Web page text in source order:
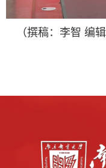
（撰稿：李智 编